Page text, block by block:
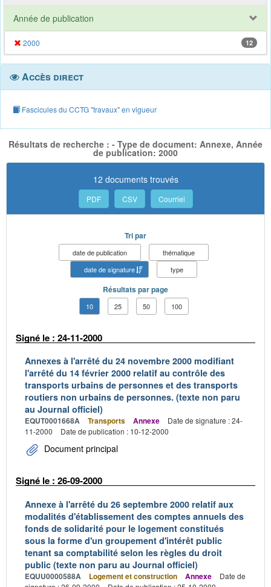
Année de publication
2000 12
Accès direct
Fascicules du CCTG "travaux" en vigueur
Résultats de recherche : - Type de document: Annexe, Année
de publication: 2000
12 documents trouvés
PDF CSV Courriel
Tri par
date de publication
thématique
date de signature
type
Résultats par page
10 25 50 100
Signé le : 24-11-2000
Annexes à l'arrêté du 24 novembre 2000 modifiant
l'arrêté du 14 février 2000 relatif au contrôle des
transports urbains de personnes et des transports
routiers non urbains de personnes. (texte non paru
au Journal officiel)
EQUT0001668A Transports Annexe
Date de signature : 24-
11-2000
Date de publication : 10-12-2000
Document principal
Signé le : 26-09-2000
Annexe à l'arrêté du 26 septembre 2000 relatif aux
modalités d'établissement des comptes annuels des
fonds de solidarité pour le logement constitués
sous la forme d'un groupement d'intérêt public
tenant sa comptabilité selon les règles du droit
public (texte non paru au Journal officiel)
EQUU0000588A Logement et construction Annexe
Date de